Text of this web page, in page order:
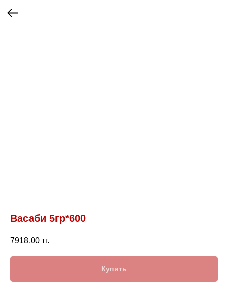
Васаби 5гр*600
7918,00 тг.
Купить